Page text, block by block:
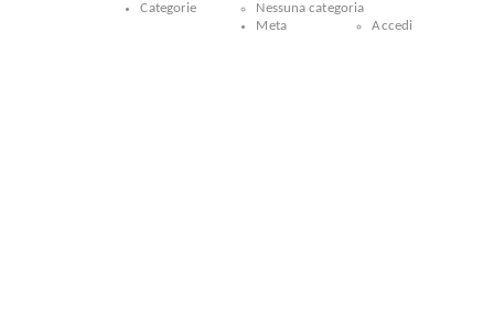
Categorie
Nessuna categoria
Meta
Accedi